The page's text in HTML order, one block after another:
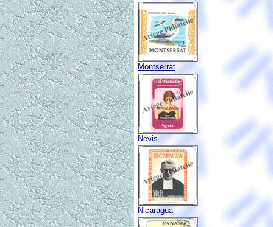
Montserrat
Névis
Nicaragua